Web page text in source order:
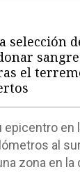
selección
el
epicentro en
al
zona en